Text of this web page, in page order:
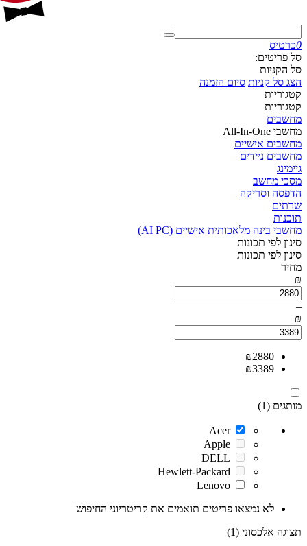
0כרטיס
סל פריטים:
סל הקניות
הצג סל קניות סיום הזמנה
קטגוריות
קטגוריות
מחשבים
מחשבי All-In-One
מחשבים אישיים
מחשבים ניידים
גיימינג
מסכי מחשב
הדפסה וסריקה
שרתים
תוכנות
מחשבי בינה מלאכותית אישיים (AI PC)
סינון לפי תכונות
סינון לפי תכונות
מחיר
₪
–
₪
₪2880
₪3389
מותגים (1)
Acer
Apple
DELL
Hewlett-Packard
Lenovo
לא נמצאו פריטים תואמים את קריטריוני החיפוש
תצוגה אלכסוני (1)